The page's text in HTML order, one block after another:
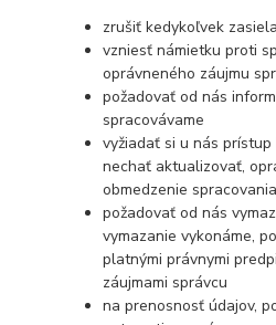
zrušiť kedykoľvek
vzniesť námietku proti
oprávneného záujmu
požadovať od nás
spracovávame
vyžiadať si u nás
nechať aktualizovať,
obmedzenie spracovania
požadovať od nás
vymazanie vykonáme,
platnými právnymi
záujmami správcu
na prenosnosť údajov,